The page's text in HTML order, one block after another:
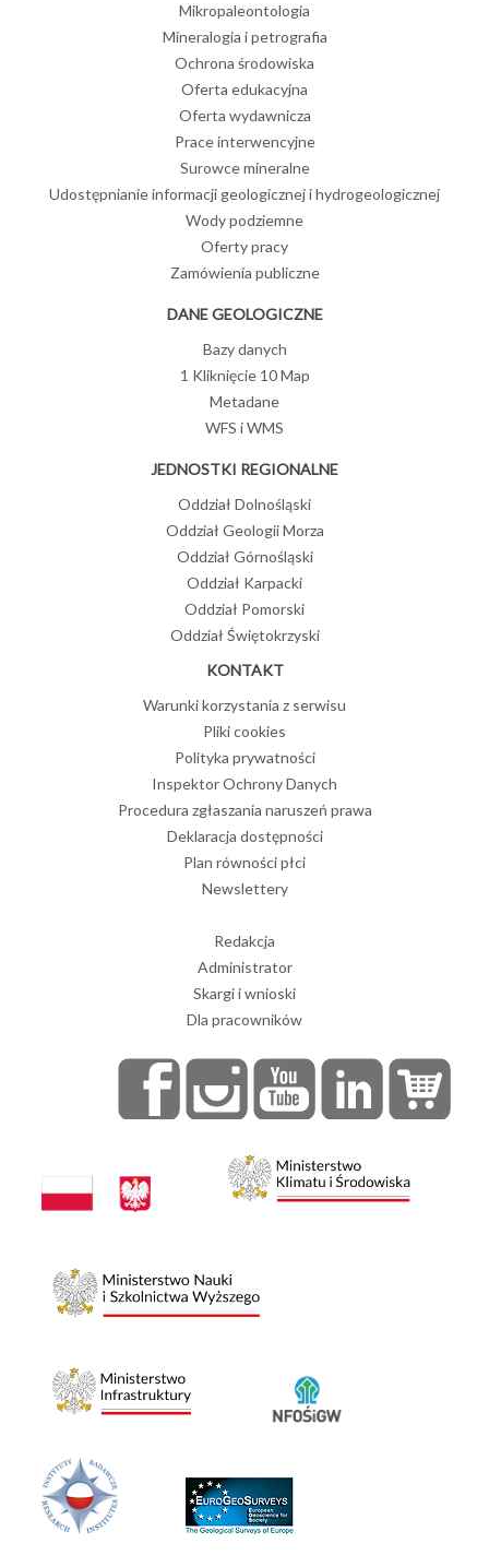
Mikropaleontologia
Mineralogia i petrografia
Ochrona środowiska
Oferta edukacyjna
Oferta wydawnicza
Prace interwencyjne
Surowce mineralne
Udostępnianie informacji geologicznej i hydrogeologicznej
Wody podziemne
Oferty pracy
Zamówienia publiczne
DANE GEOLOGICZNE
Bazy danych
1 Kliknięcie 10 Map
Metadane
WFS i WMS
JEDNOSTKI REGIONALNE
Oddział Dolnośląski
Oddział Geologii Morza
Oddział Górnośląski
Oddział Karpacki
Oddział Pomorski
Oddział Świętokrzyski
KONTAKT
Warunki korzystania z serwisu
Pliki cookies
Polityka prywatności
Inspektor Ochrony Danych
Procedura zgłaszania naruszeń prawa
Deklaracja dostępności
Plan równości płci
Newslettery
Redakcja
Administrator
Skargi i wnioski
Dla pracowników